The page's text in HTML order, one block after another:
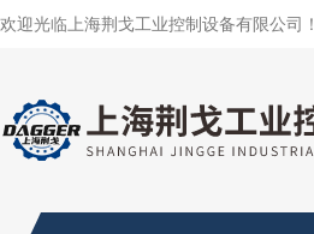
欢迎光临上海荆戈工业控制设备有限公司！